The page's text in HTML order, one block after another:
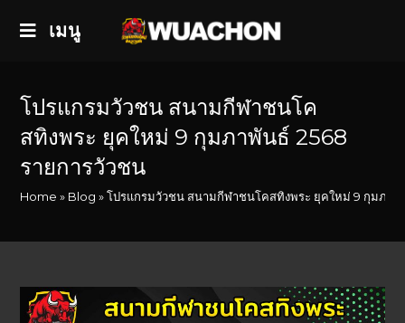
เมนู
โปรแกรมวัวชน สนามกีฬาชนโค
สทิงพระ ยุคใหม่ 9 กุมภาพันธ์ 2568
รายการวัวชน
Home » Blog »โปรแกรมวัวชน สนามกีฬาชนโคสทิงพระ ยุคใหม่ 9 กุมภาพั